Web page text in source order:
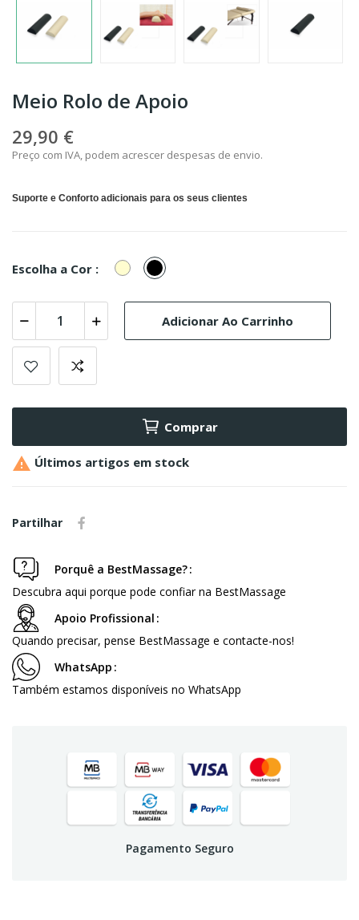
Meio Rolo de Apoio
29,90 €
Preço com IVA, podem acrescer despesas de envio.
Suporte e Conforto adicionais para os seus clientes
Escolha a Cor : CremePreto
Adicionar Ao Carrinho
Comprar
 Últimos artigos em stock
Partilhar
Porquê a BestMassage?
Descubra aqui porque pode confiar na BestMassage
Apoio Profissional
Quando precisar, pense BestMassage e contacte-nos!
WhatsApp
Também estamos disponíveis no WhatsApp
Pagamento Seguro